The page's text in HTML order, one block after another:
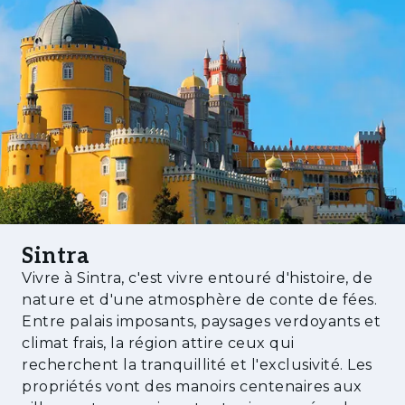
immergé dans la nature.
One Thousand Native représente « mille
façons d’expérimenter la vie ». Idéalement
situé à Belas, il offre un accès privilégié à trois
univers distincts :
• Le charme historique de Sintra
• L’ambiance côtière de Cascais
Vivre ici signifie avoir tout à portée de main —
histoire, nature, culture et style de vie urbain
s’équilibrent dans un cadre unique.
Un style de vie exclusif
Ici, la vie s’écoule avec fluidité et proximité. À
Sintra
Vivre à Sintra, c'est vivre entouré d'histoire, de
nature et d'une atmosphère de conte de fées.
Entre palais imposants, paysages verdoyants et
climat frais, la région attire ceux qui
recherchent la tranquillité et l'exclusivité. Les
propriétés vont des manoirs centenaires aux